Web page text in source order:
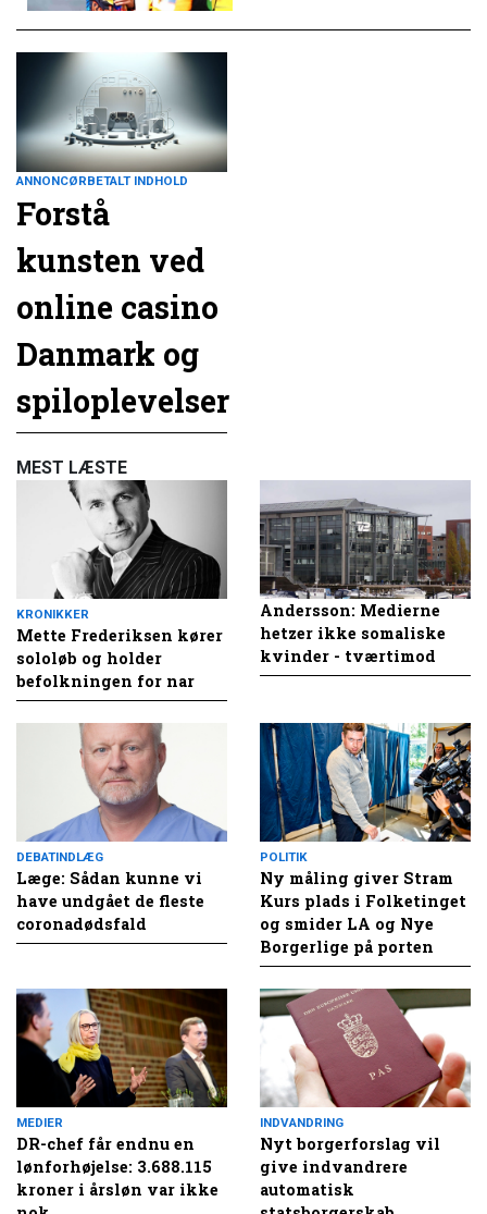
ANNONCØRBETALT INDHOLD
Forstå
kunsten ved
online casino
Danmark og
spiloplevelser
MEST LÆSTE
KRONIKKER
Mette Frederiksen kører
sololøb og holder
befolkningen for nar
Andersson: Medierne
hetzer ikke somaliske
kvinder - tværtimod
DEBATINDLÆG
Læge: Sådan kunne vi
have undgået de fleste
coronadødsfald
POLITIK
Ny måling giver Stram
Kurs plads i Folketinget
og smider LA og Nye
Borgerlige på porten
MEDIER
DR-chef får endnu en
lønforhøjelse: 3.688.115
kroner i årsløn var ikke
INDVANDRING
Nyt borgerforslag vil
give indvandrere
automatisk